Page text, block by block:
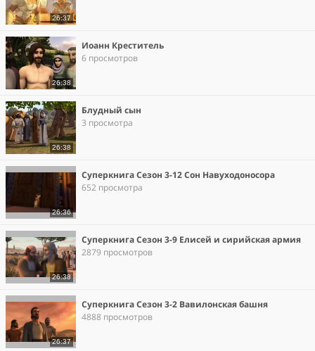
26:37
26:38
Иоанн Креститель
6 просмотров
26:38
Блудный сын
3 просмотра
26:36
Суперкнига Сезон 3-12 Сон Навуходоносора
652 просмотра
26:38
Суперкнига Сезон 3-9 Елисей и сирийская армия
2879 просмотров
26:37
Суперкнига Сезон 3-2 Вавилонская башня
4888 просмотров